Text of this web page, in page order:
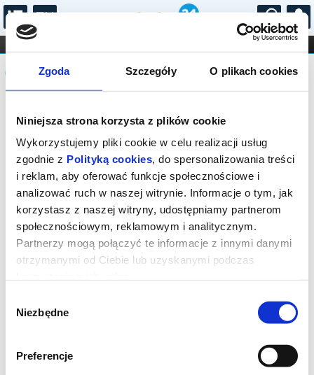
Zgoda Szczegóły O plikach cookies
Niniejsza strona korzysta z plików cookie
Wykorzystujemy pliki cookie w celu realizacji usług
zgodnie z Polityką cookies, do spersonalizowania treści
i reklam, aby oferować funkcje społecznościowe i
analizować ruch w naszej witrynie. Informacje o tym, jak
korzystasz z naszej witryny, udostępniamy partnerom
społecznościowym, reklamowym i analitycznym.
Partnerzy mogą połączyć te informacje z innymi danymi
otrzymanymi od Ciebie lub uzyskanymi podczas
zgody
Niezbędne
Preferencje
...
FILHARMONIA OPERA I BALET
STAND-UP
DLA DZIECI
Komunikat
Sprzedaż on-line została zakończona,
sprawdź dostępność biletów w kasie.